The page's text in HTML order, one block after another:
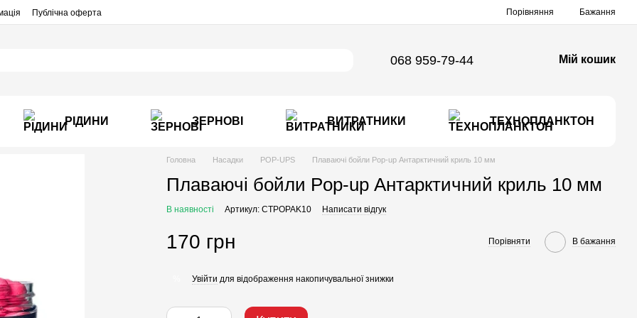
Публічна оферта Порівняння Бажання
068 959-79-44 Мій кошик
РІДИНИ ЗЕРНОВІ ВИТРАТНИКИ ТЕХНОПЛАНКТОН
Головна Насадки POP-UPS Плаваючі бойли Pop-up Антарктичний криль 10 мм
Плаваючі бойли Pop-up Антарктичний криль 10 мм
В наявності Артикул: CTPOPAK10 Написати відгук
170 грн Порівняти В бажання
Увійти для відображення накопичувальної знижки